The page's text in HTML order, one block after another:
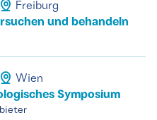
Freiburg
und behandeln
Wien
Symposium